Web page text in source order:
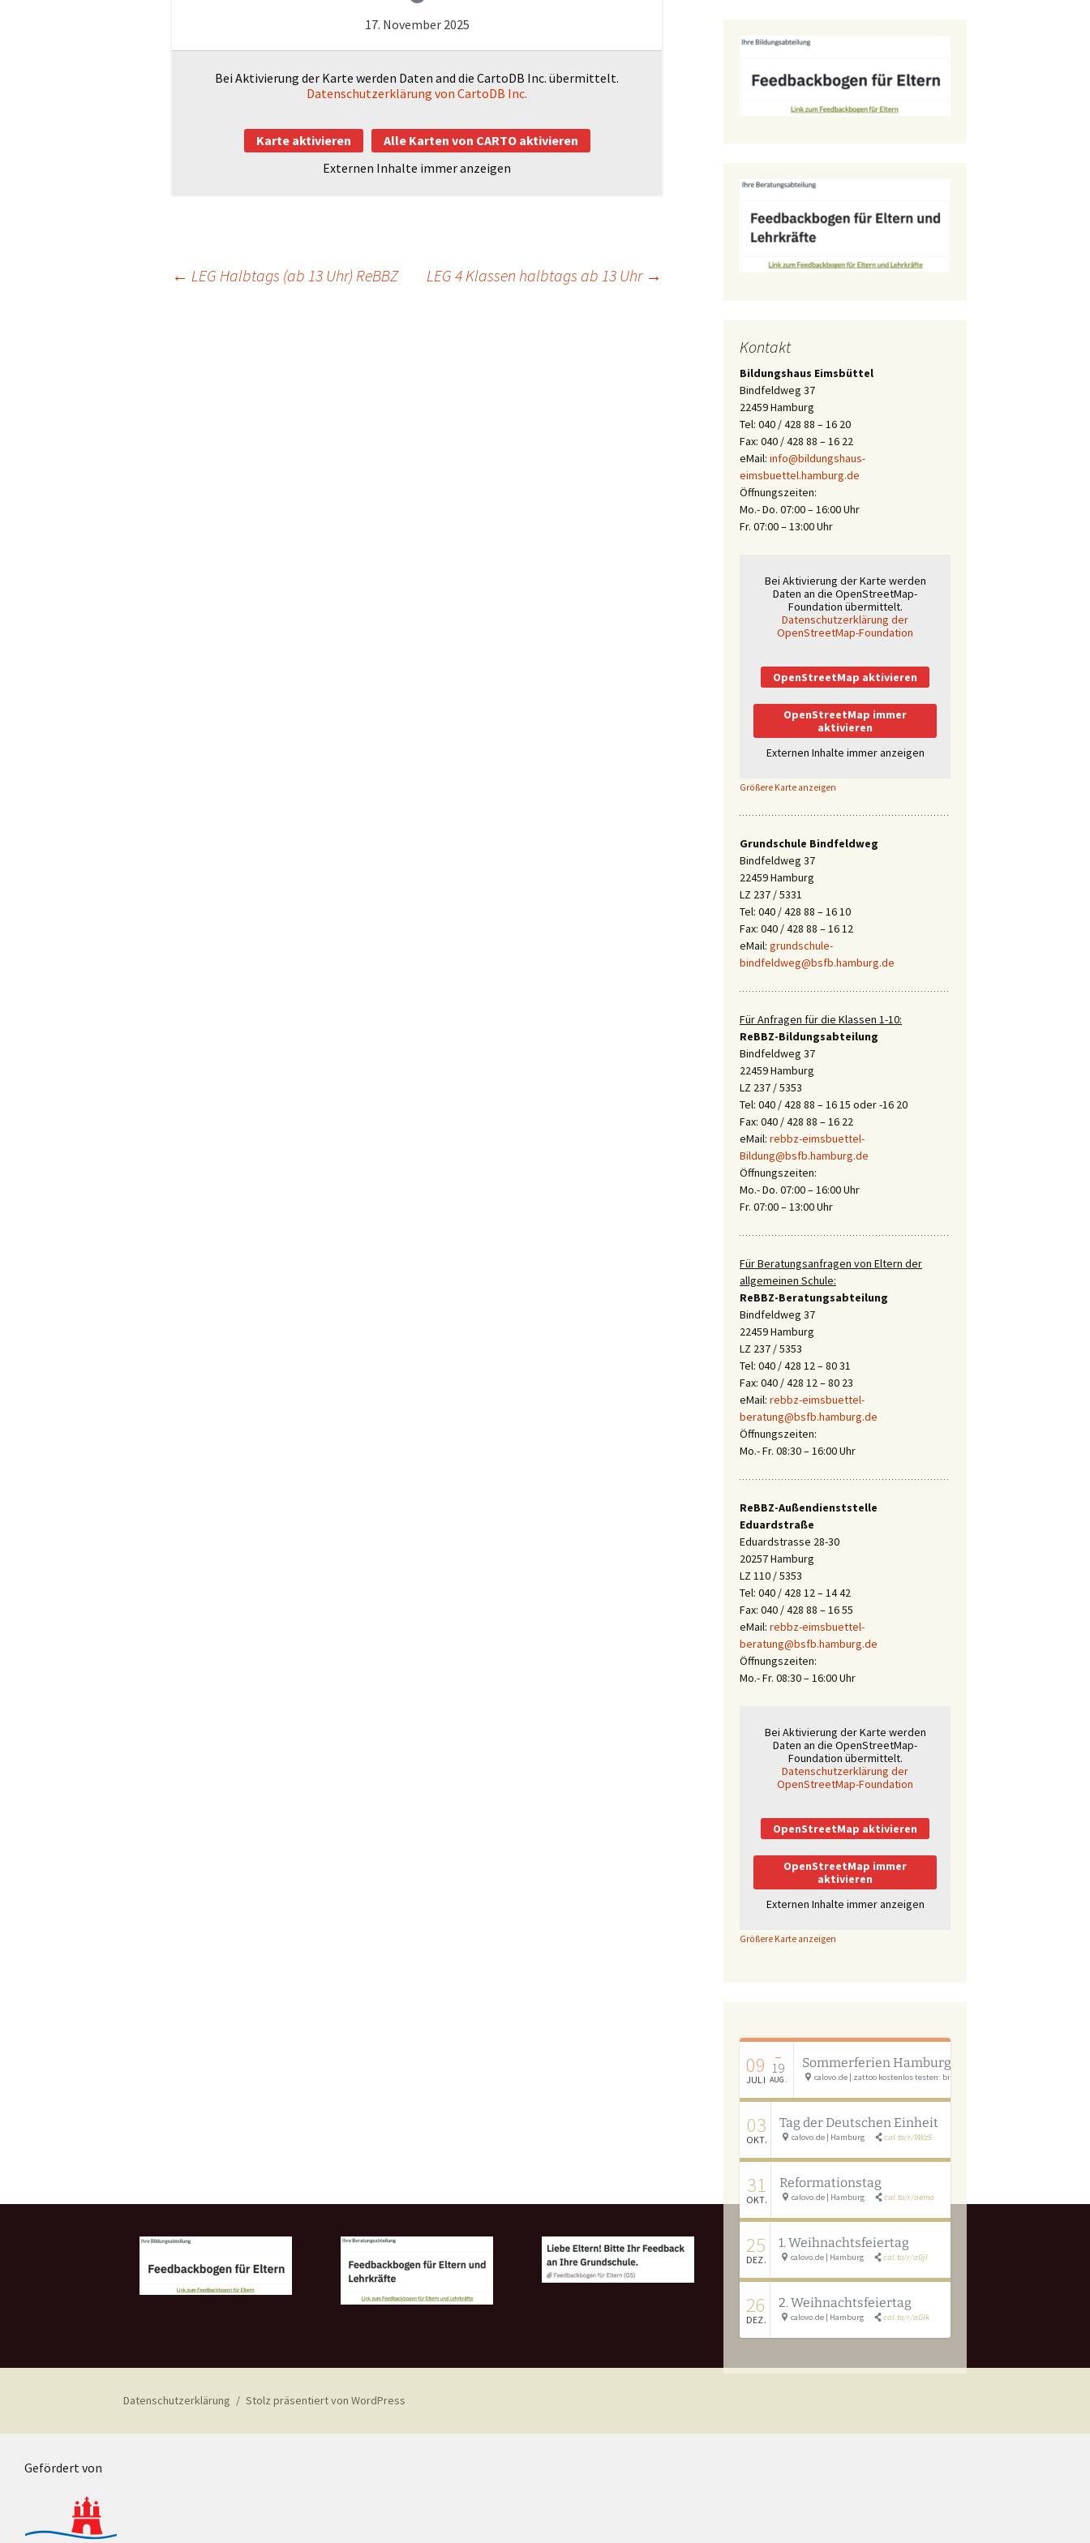
занятость (на русскомHausmeisterei
ReBBZ-
Bildungsabteilung
17. November 2025
Bei Aktivierung der Karte werden Daten and die CartoDB Inc. übermittelt.
Datenschutzerklärung von CartoDB Inc.
Karte aktivieren
Alle Karten von CARTO aktivieren
Externen Inhalte immer anzeigen
Beitragsnavigation
← LEG Halbtags (ab 13 Uhr) ReBBZ LEG 4 Klassen halbtags ab 13 Uhr →
Kontakt
Bildungshaus Eimsbüttel
Bindfeldweg 37
22459 Hamburg
Tel: 040 / 428 88 – 16 20
Fax: 040 / 428 88 – 16 22
eMail: info@bildungshaus-
eimsbuettel.hamburg.de
Öffnungszeiten:
Mo.- Do. 07:00 – 16:00 Uhr
Fr. 07:00 – 13:00 Uhr
Bei Aktivierung der Karte werden
Daten an die OpenStreetMap-
Foundation übermittelt.
Datenschutzerklärung der
OpenStreetMap-Foundation
OpenStreetMap aktivieren
OpenStreetMap immer
aktivieren
Externen Inhalte immer anzeigen
Größere Karte anzeigen
Grundschule Bindfeldweg
Bindfeldweg 37
22459 Hamburg
LZ 237 / 5331
Tel: 040 / 428 88 – 16 10
Fax: 040 / 428 88 – 16 12
eMail: grundschule-
bindfeldweg@bsfb.hamburg.de
Für Anfragen für die Klassen 1-10:
ReBBZ-Bildungsabteilung
Bindfeldweg 37
22459 Hamburg
LZ 237 / 5353
Tel: 040 / 428 88 – 16 15 oder -16 20
Fax: 040 / 428 88 – 16 22
eMail: rebbz-eimsbuettel-
Bildung@bsfb.hamburg.de
Öffnungszeiten:
Mo.- Do. 07:00 – 16:00 Uhr
Fr. 07:00 – 13:00 Uhr
Für Beratungsanfragen von Eltern der
allgemeinen Schule:
ReBBZ-Beratungsabteilung
Bindfeldweg 37
22459 Hamburg
LZ 237 / 5353
Tel: 040 / 428 12 – 80 31
Fax: 040 / 428 12 – 80 23
eMail: rebbz-eimsbuettel-
beratung@bsfb.hamburg.de
Öffnungszeiten:
Mo.- Fr. 08:30 – 16:00 Uhr
ReBBZ-Außendienststelle
Eduardstraße
Eduardstrasse 28-30
20257 Hamburg
LZ 110 / 5353
Tel: 040 / 428 12 – 14 42
Fax: 040 / 428 88 – 16 55
eMail: rebbz-eimsbuettel-
beratung@bsfb.hamburg.de
Öffnungszeiten:
Mo.- Fr. 08:30 – 16:00 Uhr
Bei Aktivierung der Karte werden
Daten an die OpenStreetMap-
Foundation übermittelt.
Datenschutzerklärung der
OpenStreetMap-Foundation
OpenStreetMap aktivieren
OpenStreetMap immer
aktivieren
Externen Inhalte immer anzeigen
Größere Karte anzeigen
09
JULI
–
19
AUG.
Sommerferien Hamburg
calovo.de | zattoo kostenlos testen: bit.ly/calovo_zattoo
03
OKT.
Tag der Deutschen Einheit
calovo.de | Hamburg cal.to/r/9Wz5
31
OKT.
Reformationstag
calovo.de | Hamburg cal.to/r/aema
25
DEZ.
1. Weihnachtsfeiertag
calovo.de | Hamburg cal.to/r/aGjI
26
DEZ.
2. Weihnachtsfeiertag
calovo.de | Hamburg cal.to/r/aGlk
Datenschutzerklärung Stolz präsentiert von WordPress
Gefördert von